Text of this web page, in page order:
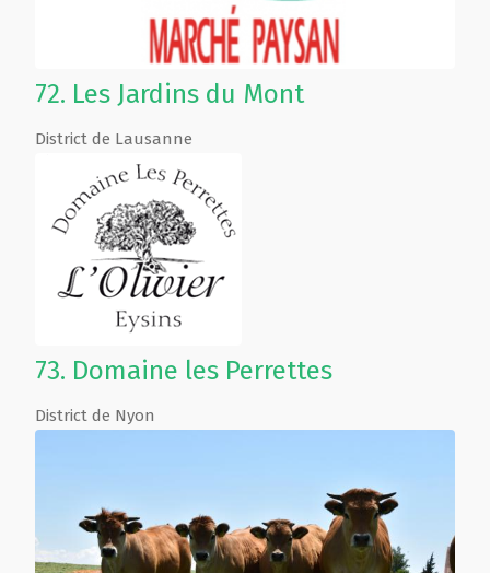
72. Les Jardins du Mont
District de Lausanne
73. Domaine les Perrettes
District de Nyon